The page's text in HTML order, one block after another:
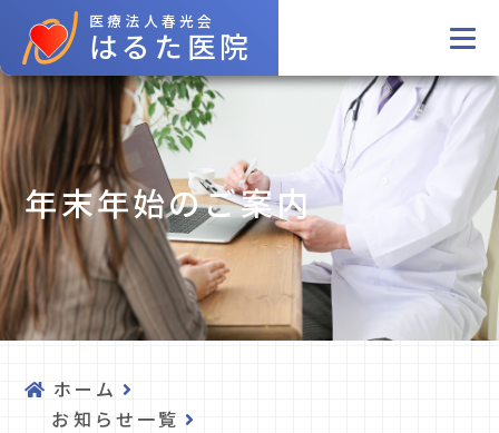
医療法人春光会
はるた医院
年末年始のご案内
ホーム
お知らせ一覧